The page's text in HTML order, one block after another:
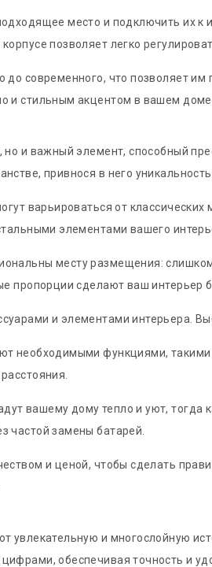
место и подключить их к
позволяет легко
современного, что позволяет
и стильным акцентом в вашем
и важный элемент, способный
привнося в него уникальность
варьироваться от
элементами вашего
месту размещения:
пропорции сделают ваш интерьер
и элементами интерьера.
необходимыми функциями,
вашему дому тепло и уют, тогда
частой замены батарей.
и ценой, чтобы сделать
увлекательную и многослойную
обеспечивая точность и